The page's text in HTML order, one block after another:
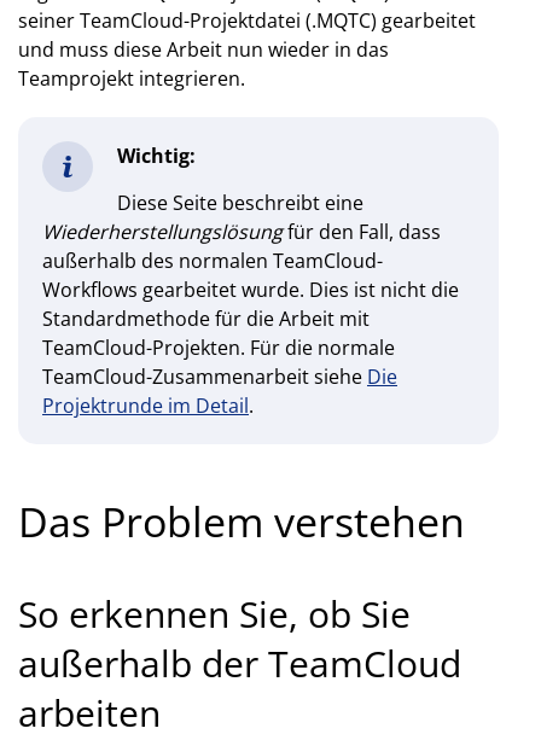
seiner TeamCloud-Projektdatei (.MQTC) gearbeitet
und muss diese Arbeit nun wieder in das
Teamprojekt integrieren.
Wichtig:
Diese Seite beschreibt eine
Wiederherstellungslösungfür den Fall, dass
außerhalb des normalen TeamCloud-
Workflows gearbeitet wurde. Dies ist nicht die
Standardmethode für die Arbeit mit
TeamCloud-Projekten. Für die normale
TeamCloud-Zusammenarbeit siehe Die
Projektrunde im Detail.
Das Problem verstehen
So erkennen Sie, ob Sie
außerhalb der TeamCloud
arbeiten